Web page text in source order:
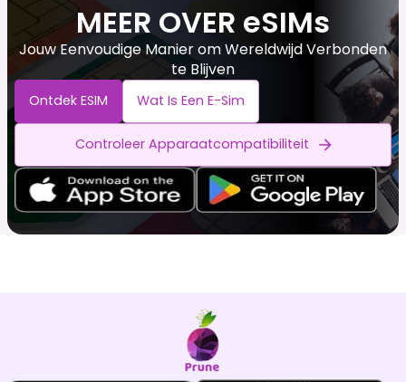
MEER OVER eSIMs
Jouw Eenvoudige Manier om Wereldwijd Verbonden
te Blijven
Ontdek ESIM Wat Is Een E-Sim
Controleer Apparaatcompatibiliteit